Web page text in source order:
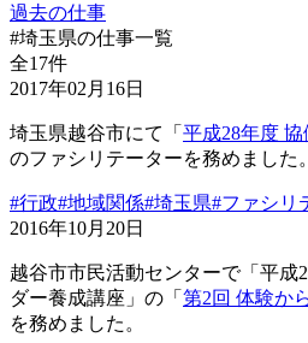
過去の仕事
#埼玉県の仕事一覧
全17件
2017年02月16日
埼玉県越谷市にて「 平成28年度
のファシリテーターを務めました。
#行政#地域関係#埼玉県#ファシリ
2016年10月20日
越谷市市民活動センターで「平成
ダー養成講座」の「 第2回 体験か
を務めました。